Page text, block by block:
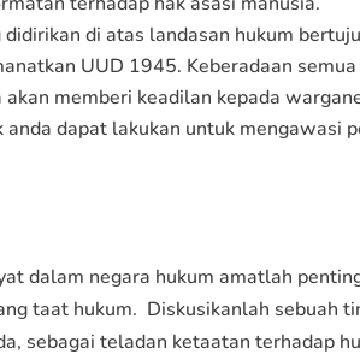
didirikan di atas landasan hukum
UUD 1945. Keberadaan
memberi keadilan kepada
anda dapat lakukan untuk mengawasi
dalam negara hukum amatlah
taat hukum. Diskusikanlah sebuah
sebagai teladan ketaatan terhadap